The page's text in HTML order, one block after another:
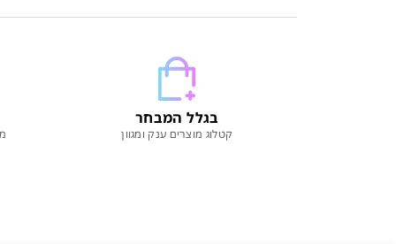
בגלל המבחר
קטלוג מוצרים ענק ומגוון